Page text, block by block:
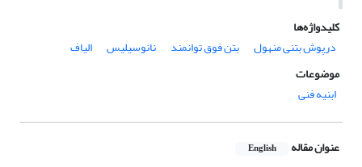
کلیدواژه‌ها
درپوش بتنی منهول
بتن فوق توانمند نانوسیلیس
الیاف
موضوعات
ابنیه فنی
عنوان مقاله English